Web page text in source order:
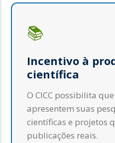
📚
Incentivo à
científica
O CICC possibilita
apresentem suas
científicas e projetos
publicações reais.